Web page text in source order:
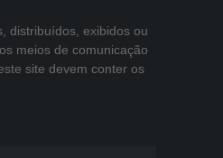
distribuídos, exibidos ou
meios de comunicação
site devem conter os